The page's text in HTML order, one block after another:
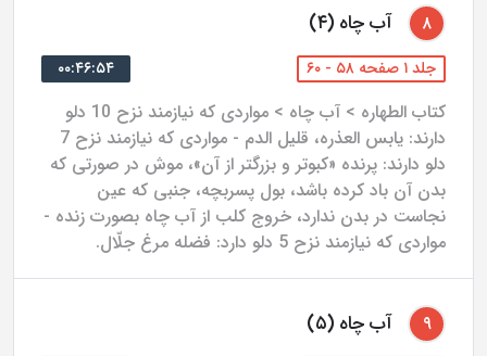
۸ آب چاه (۴)
جلد ۱ صفحه ۵۸ - ۶۰ ۰۰:۴۶:۵۴
کتاب الطهاره > آب چاه > مواردی که نیازمند نزح 10 دلو
دارند: یابس العذره، قلیل الدم - مواردی که نیازمند نزح 7
دلو دارند: پرنده «کبوتر و بزرگتر از آن»، موش در صورتی که
بدن آن باد کرده باشد، بول پسربچه، جنبی که عین
نجاست در بدن ندارد، خروج کلب از آب چاه بصورت زنده -
مواردی که نیازمند نزح 5 دلو دارد: فضله مرغ جلّال.
۹ آب چاه (۵)